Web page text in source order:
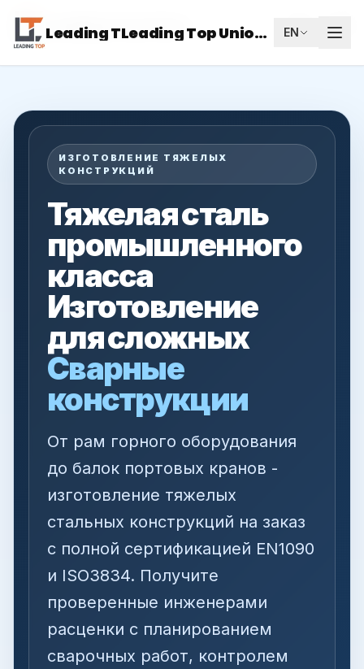
Leading Top Union RU
Leading TLeading Top Union/a> EN
ИЗГОТОВЛЕНИЕ ТЯЖЕЛЫХ
КОНСТРУКЦИЙ
Тяжелая сталь
промышленного
класса
Изготовление
для сложных
Сварные
конструкции
От рам горного оборудования
до балок портовых кранов -
изготовление тяжелых
стальных конструкций на заказ
с полной сертификацией EN1090
и ISO3834. Получите
проверенные инженерами
расценки с планированием
сварочных работ, контролем